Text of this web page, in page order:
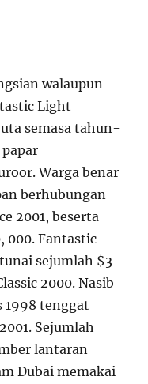
walaupun
Light
semasa tahun-
Warga benar
berhubungan
2001, beserta
000. Fantastic
sejumlah $3
2000. Nasib
1998 tenggat
Sejumlah
lantaran
Dubai memakai